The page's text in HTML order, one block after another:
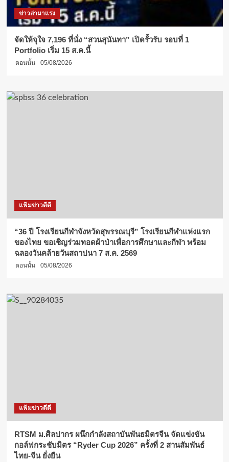
ข่าวล่ามาแรง
จัดให้จุใจ 7,196 ที่นั่ง “สวนสุนันทา” เปิดรั้วรับ รอบที่ 1
Portfolio เริ่ม 15 ส.ค.นี้
ตอนนั้น 05/08/2026
แฟ้มข่าวดีดี
“36 ปี โรงเรียนกีฬาจังหวัดสุพรรณบุรี” โรงเรียนกีฬาแห่งแรก
ของไทย ขอเชิญร่วมทอดผ้าป่าเพื่อการศึกษาและกีฬา พร้อม
ฉลองวันคล้ายวันสถาปนา 7 ส.ค. 2569
ตอนนั้น 05/08/2026
แฟ้มข่าวดีดี
RTSM ม.ศิลปากร ผนึกกำลังสถาบันพันธมิตรจีน จัดแข่งขัน
กอล์ฟกระชับมิตร “Ryder Cup 2026” ครั้งที่ 2 สานสัมพันธ์
ไทย-จีน ยั่งยืน